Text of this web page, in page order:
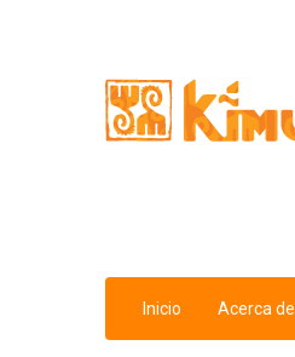
Inicio Acerca de